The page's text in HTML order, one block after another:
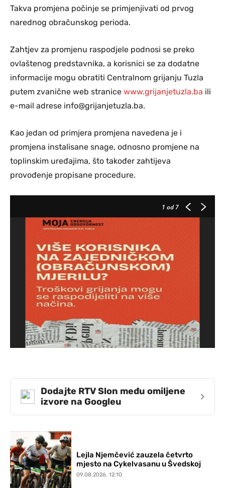
Takva promjena počinje se primjenjivati od prvog
narednog obračunskog perioda.
Zahtjev za promjenu raspodjele podnosi se preko
ovlaštenog predstavnika, a korisnici se za dodatne
informacije mogu obratiti Centralnom grijanju Tuzla
putem zvanične web stranice www.grijanjetuzla.ba ili
e-mail adrese info@grijanjetuzla.ba.
Kao jedan od primjera promjena navedena je i
promjena instalisane snage, odnosno promjene na
toplinskim uređajima, što također zahtijeva
provođenje propisane procedure.
1 od 7
Dodajte RTV Slon među omiljene
izvore na Googleu
›
Lejla Njemčević zauzela četvrto
mjesto na Cykelvasanu u Švedskoj
09.08.2026. 12:10